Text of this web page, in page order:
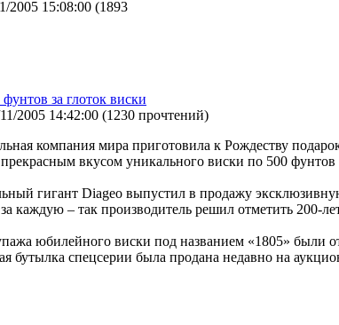
2005 15:08:00 (1893
фунтов за глоток виски
2005 14:42:00 (1230 прочтений)
компания мира приготовила к Рождеству
прекрасным вкусом уникального виски по 500 фунтов
гигант Diageo выпустил в продажу
каждую – так производитель решил отметить 200-
юбилейного виски под названием «1805» были
бутылка спецсерии была продана недавно на